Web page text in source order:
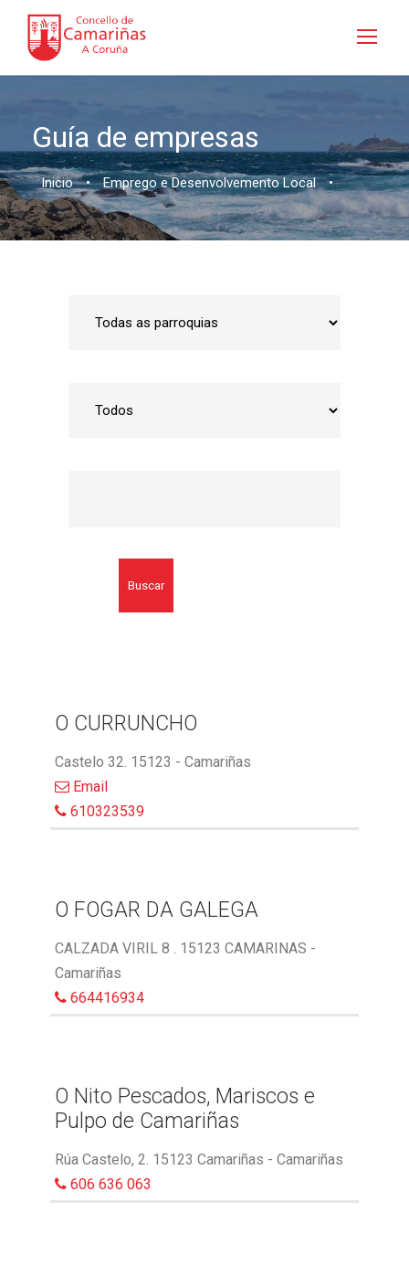
Guía de empresas
Inicio • Emprego e Desenvolvemento Local •
Buscar
O CURRUNCHO
Castelo 32. 15123 - Camariñas
Email
610323539
O FOGAR DA GALEGA
CALZADA VIRIL 8 . 15123 CAMARINAS -
Camariñas
664416934
O Nito Pescados, Mariscos e
Pulpo de Camariñas
Rúa Castelo, 2. 15123 Camariñas - Camariñas
606 636 063